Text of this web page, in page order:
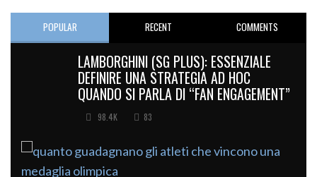
POPULAR RECENT COMMENTS
LAMBORGHINI (SG PLUS): ESSENZIALE
DEFINIRE UNA STRATEGIA AD HOC
QUANDO SI PARLA DI “FAN ENGAGEMENT”
98.4K 83